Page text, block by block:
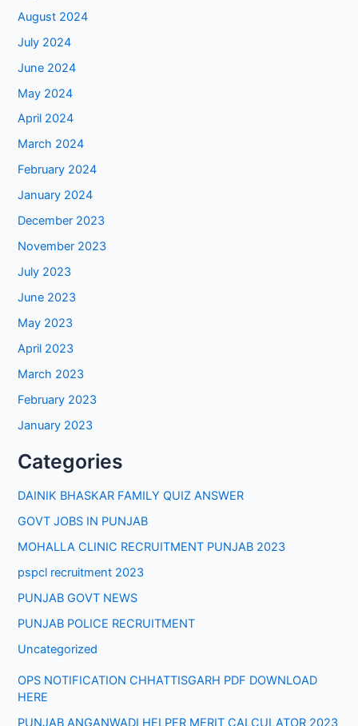
August 2024
July 2024
June 2024
May 2024
April 2024
March 2024
February 2024
January 2024
December 2023
November 2023
July 2023
June 2023
May 2023
April 2023
March 2023
February 2023
January 2023
Categories
DAINIK BHASKAR FAMILY QUIZ ANSWER
GOVT JOBS IN PUNJAB
MOHALLA CLINIC RECRUITMENT PUNJAB 2023
pspcl recruitment 2023
PUNJAB GOVT NEWS
PUNJAB POLICE RECRUITMENT
Uncategorized
OPS NOTIFICATION CHHATTISGARH PDF DOWNLOAD
HERE
PUNJAB ANGANWADI HELPER MERIT CALCULATOR 2023